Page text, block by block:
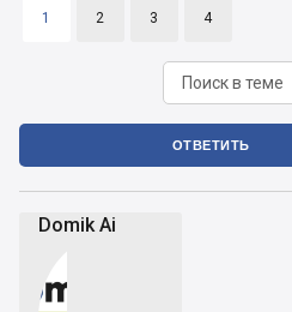
1 2 3 4
ОТВЕТИТЬ
Domik Ai